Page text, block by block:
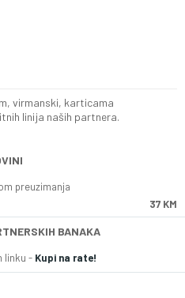
virmanski, karticama
linija naših partnera.
preuzimanja
37 KM
BANAKA
linku - Kupi na rate!